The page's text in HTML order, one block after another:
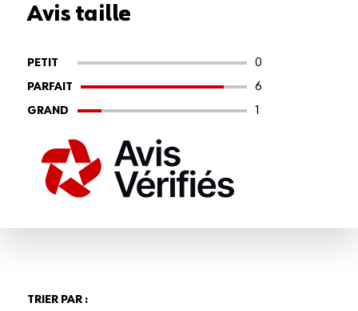
TRIER PAR :
Avis taille
PETIT 0
PARFAIT 6
GRAND 1